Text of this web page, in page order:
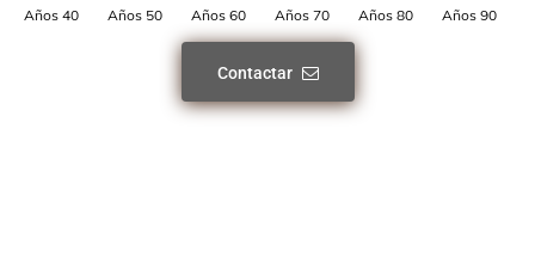
Años 40
Años 50 Años 60 Años 70 Años 80 Años 90
Contactar